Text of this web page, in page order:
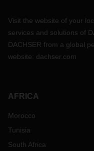
Visit the website of your
services and solutions of
DACHSER from a global
website: dachser.com
AFRICA
Morocco
Tunisia
South Africa